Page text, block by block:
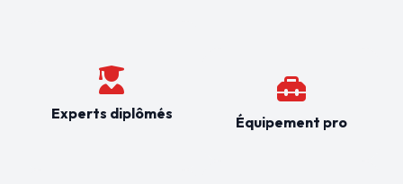
Experts diplômés Équipement pro